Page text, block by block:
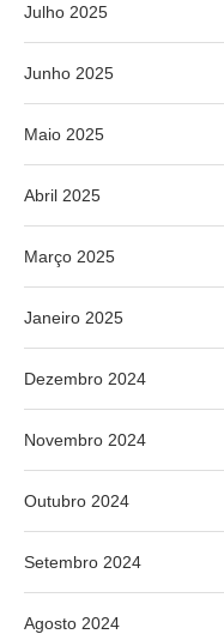
Julho 2025
Junho 2025
Maio 2025
Abril 2025
Março 2025
Janeiro 2025
Dezembro 2024
Novembro 2024
Outubro 2024
Setembro 2024
Agosto 2024